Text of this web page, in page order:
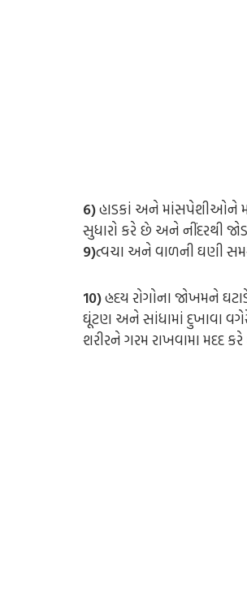
6)હાડકાં અને માંસપેશીઓને
સુધારો કરે છે અને નીંદરથી
9)ત્વચા અને વાળની ઘણી
10)હ્રદય રોગોના જોખમને
ઘૂંટણ અને સાંધામાં દુખાવા
શરીરને ગરમ રાખવામા મદદ